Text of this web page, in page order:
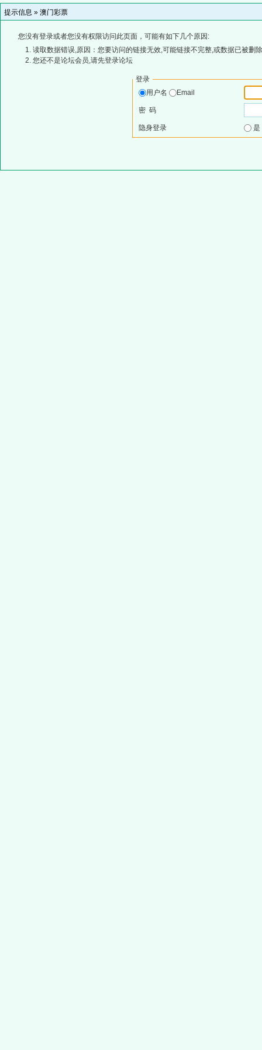
提示信息 » 澳门彩票
您没有登录或者您没有权限访问此页面，可能有如下几个原因:
读取数据错误,原因：您要访问的链接无效,可能链接不完整,或数据已被删
您还不是论坛会员,请先登录论坛
登录
用户名
Email
密 码
隐身登录